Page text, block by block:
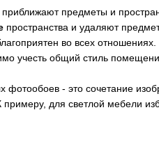
приближают предметы и
пространства и удаляют
во всех
учесть общий стиль
- это сочетание
для светлой мебели